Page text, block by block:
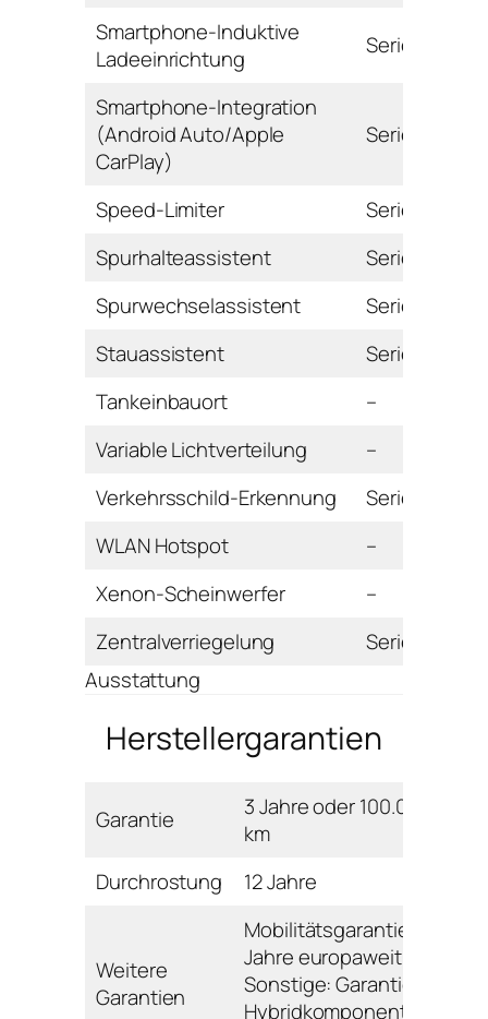
Smartphone-Induktive
Ladeeinrichtung
Serie
Smartphone-Integration
(Android Auto/Apple
CarPlay)
Serie
Speed-Limiter
Serie
Spurhalteassistent
Serie
Spurwechselassistent
Serie
Stauassistent
Serie
Tankeinbauort
–
Variable Lichtverteilung
–
Verkehrsschild-Erkennung
Serie
WLAN Hotspot
–
Xenon-Scheinwerfer
–
Zentralverriegelung
Serie
Ausstattung
Herstellergarantien
Garantie
3 Jahre oder 100.000
km
Durchrostung
12 Jahre
Weitere
Garantien
Mobilitätsgarantie: 3
Jahre europaweit;
Sonstige: Garantie
Hybridkomponenten: